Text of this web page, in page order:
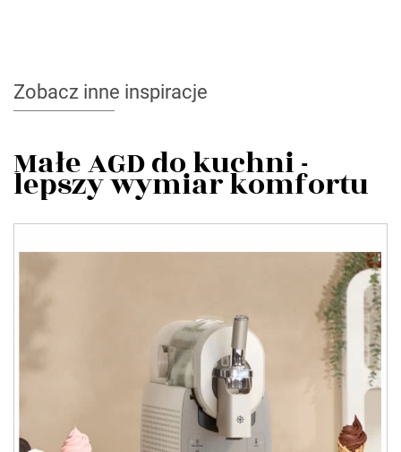
Zobacz inne inspiracje
Małe AGD do kuchni -
lepszy wymiar komfortu